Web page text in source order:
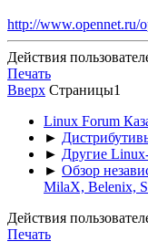
http://www.opennet.ru/
Действия
Печать
Вверх Страницы1
Linux Forum
►
► Другие
► Обзор
MilaX, Belenix,
Действия
Печать